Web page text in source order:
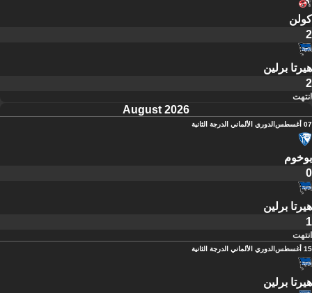
كولن
2
هيرتا برلين
2
انتهت
August 2026
07 أغسطس الدوري الألماني الدرجة الثانية
بوخوم
0
هيرتا برلين
1
انتهت
15 أغسطس الدوري الألماني الدرجة الثانية
هيرتا برلين